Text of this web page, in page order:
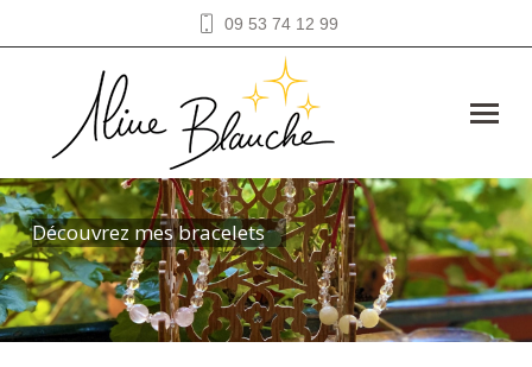
09 53 74 12 99
Découvrez mes bracelets